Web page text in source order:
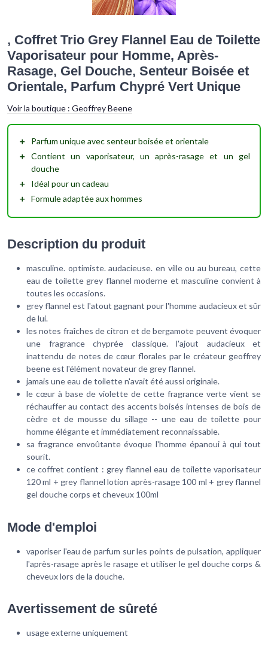
, Coffret Trio Grey Flannel Eau de Toilette
Vaporisateur pour Homme, Après-
Rasage, Gel Douche, Senteur Boisée et
Orientale, Parfum Chypré Vert Unique
Voir la boutique : Geoffrey Beene
＋ Parfum uniqueavec senteur boisée et orientale
＋ Contient un vaporisateur, un après-rasage et un gel
douche
＋
Idéal pour un cadeau
＋ Formuleadaptée aux hommes
Description du produit
masculine. optimiste. audacieuse. en ville ou au bureau, cette
eau de toilette grey flannel moderne et masculine convient à
toutes les occasions.
grey flannel est l'atout gagnant pour l'homme audacieux et sûr
de lui.
les notes fraîches de citron et de bergamote peuvent évoquer
une fragrance chyprée classique. l'ajout audacieux et
inattendu de notes de cœur florales par le créateur geoffrey
beene est l'élément novateur de grey flannel.
jamais une eau de toilette n'avait été aussi originale.
le cœur à base de violette de cette fragrance verte vient se
réchauffer au contact des accents boisés intenses de bois de
cèdre et de mousse du sillage -- une eau de toilette pour
homme élégante et immédiatement reconnaissable.
sa fragrance envoûtante évoque l'homme épanoui à qui tout
sourit.
ce coffret contient : grey flannel eau de toilette vaporisateur
120 ml + grey flannel lotion après-rasage 100 ml + grey flannel
gel douche corps et cheveux 100ml
Mode d'emploi
vaporiser l'eau de parfum sur les points de pulsation, appliquer
l'après-rasage après le rasage et utiliser le gel douche corps &
cheveux lors de la douche.
Avertissement de sûreté
usage externe uniquement